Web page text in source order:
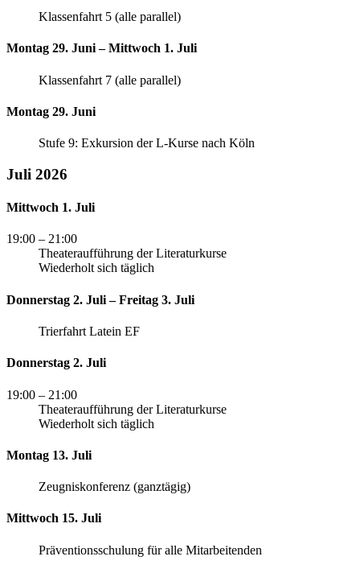
Klassenfahrt 5 (alle parallel)
Montag 29. Juni – Mittwoch 1. Juli
Klassenfahrt 7 (alle parallel)
Montag 29. Juni
Stufe 9: Exkursion der L-Kurse nach Köln
Juli 2026
Mittwoch 1. Juli
19:00 – 21:00
Theateraufführung der Literaturkurse
Wiederholt sich täglich
Donnerstag 2. Juli – Freitag 3. Juli
Trierfahrt Latein EF
Donnerstag 2. Juli
19:00 – 21:00
Theateraufführung der Literaturkurse
Wiederholt sich täglich
Montag 13. Juli
Zeugniskonferenz (ganztägig)
Mittwoch 15. Juli
Präventionsschulung für alle Mitarbeitenden